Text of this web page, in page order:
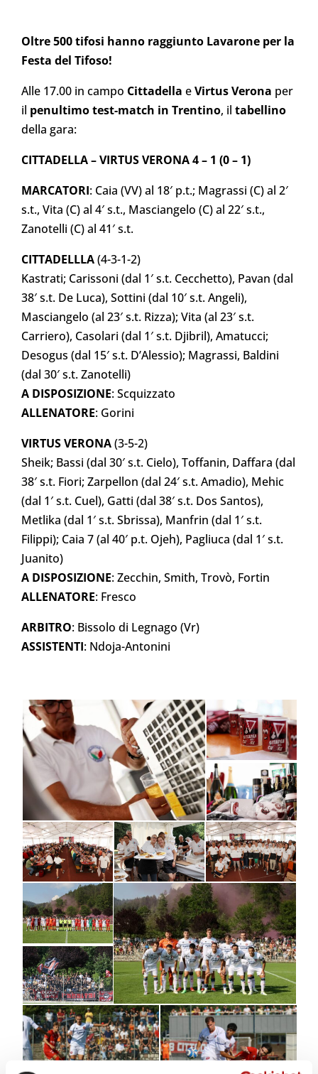
Oltre 500 tifosi hanno raggiunto Lavarone per la
Festa del Tifoso!
Alle 17.00 in campo Cittadella eVirtus Verona per
il penultimo test-match in Trentino, il tabellino
della gara:
CITTADELLA – VIRTUS VERONA 4 – 1 (0 – 1)
MARCATORI: Caia (VV) al 18′ p.t.; Magrassi (C) al 2′
s.t., Vita (C) al 4′ s.t., Masciangelo (C) al 22′ s.t.,
Zanotelli (C) al 41′ s.t.
CITTADELLLA(4-3-1-2)
Kastrati; Carissoni (dal 1′ s.t. Cecchetto), Pavan (dal
38′ s.t. De Luca), Sottini (dal 10′ s.t. Angeli),
Masciangelo (al 23′ s.t. Rizza); Vita (al 23′ s.t.
Carriero), Casolari (dal 1′ s.t. Djibril), Amatucci;
Desogus (dal 15′ s.t. D’Alessio); Magrassi, Baldini
(dal 30′ s.t. Zanotelli)
A DISPOSIZIONE: Scquizzato
ALLENATORE: Gorini
VIRTUS VERONA(3-5-2)
Sheik; Bassi (dal 30′ s.t. Cielo), Toffanin, Daffara (dal
38′ s.t. Fiori; Zarpellon (dal 24′ s.t. Amadio), Mehic
(dal 1′ s.t. Cuel), Gatti (dal 38′ s.t. Dos Santos),
Metlika (dal 1′ s.t. Sbrissa), Manfrin (dal 1′ s.t.
Filippi); Caia 7 (al 40′ p.t. Ojeh), Pagliuca (dal 1′ s.t.
Juanito)
A DISPOSIZIONE: Zecchin, Smith, Trovò, Fortin
ALLENATORE: Fresco
ARBITRO: Bissolo di Legnago (Vr)
ASSISTENTI: Ndoja-Antonini